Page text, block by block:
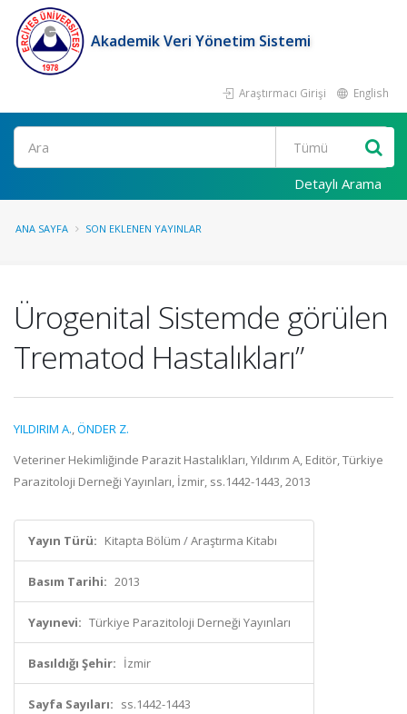
Akademik Veri Yönetim Sistemi
Araştırmacı Girişi English
Ara
Detaylı Arama
ANA SAYFA SON EKLENEN YAYINLAR
Ürogenital Sistemde görülen
Trematod Hastalıkları”
YILDIRIM A.,ÖNDER Z.
Veteriner Hekimliğinde Parazit Hastalıkları, Yıldırım A, Editör, Türkiye
Parazitoloji Derneği Yayınları, İzmir, ss.1442-1443, 2013
Yayın Türü: Kitapta Bölüm / Araştırma Kitabı
Basım Tarihi: 2013
Yayınevi: Türkiye Parazitoloji Derneği Yayınları
Basıldığı Şehir: İzmir
Sayfa Sayıları: ss.1442-1443